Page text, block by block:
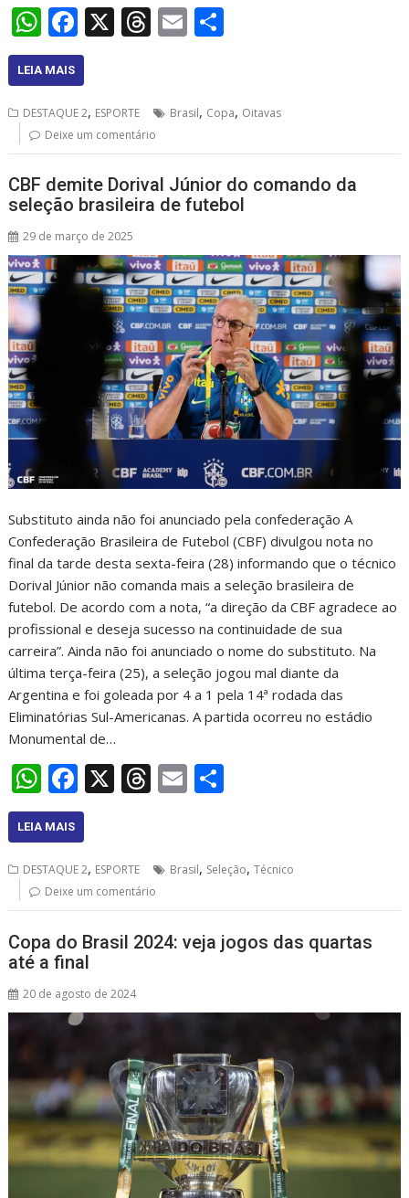
W
h
at
s
A
p
p
F
ac
e
b
o
o
k
X T
a
d
s
E
l e
LEIA MAIS
DESTAQUE 2, ESPORTE Brasil, Copa, Oitavas
Deixe um comentário
CBF demite Dorival Júnior do comando da
seleção brasileira de futebol
29 de março de 2025
Substituto ainda não foi anunciado pela confederação A
Confederação Brasileira de Futebol (CBF) divulgou nota no
final da tarde desta sexta-feira (28) informando que o técnico
Dorival Júnior não comanda mais a seleção brasileira de
futebol. De acordo com a nota, “a direção da CBF agradece ao
profissional e deseja sucesso na continuidade de sua
carreira”. Ainda não foi anunciado o nome do substituto. Na
última terça-feira (25), a seleção jogou mal diante da
Argentina e foi goleada por 4 a 1 pela 14ª rodada das
Eliminatórias Sul-Americanas. A partida ocorreu no estádio
Monumental de…
W
h
at
s
A
p
p
F
ac
e
b
o
o
k
X T
a
d
s
E
l e
LEIA MAIS
DESTAQUE 2, ESPORTE Brasil, Seleção,Técnico
Deixe um comentário
Copa do Brasil 2024: veja jogos das quartas
até a final
20 de agosto de 2024